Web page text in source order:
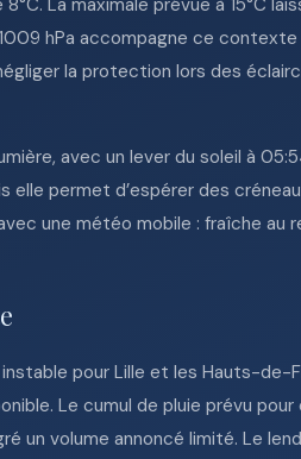
La maximale prévue à 15°C
hPa accompagne ce
la protection lors des
avec un lever du soleil à
elle permet d’espérer des
une météo mobile : fraîche au
pour Lille et les Hauts-de-
Le cumul de pluie prévu
un volume annoncé limité. Le